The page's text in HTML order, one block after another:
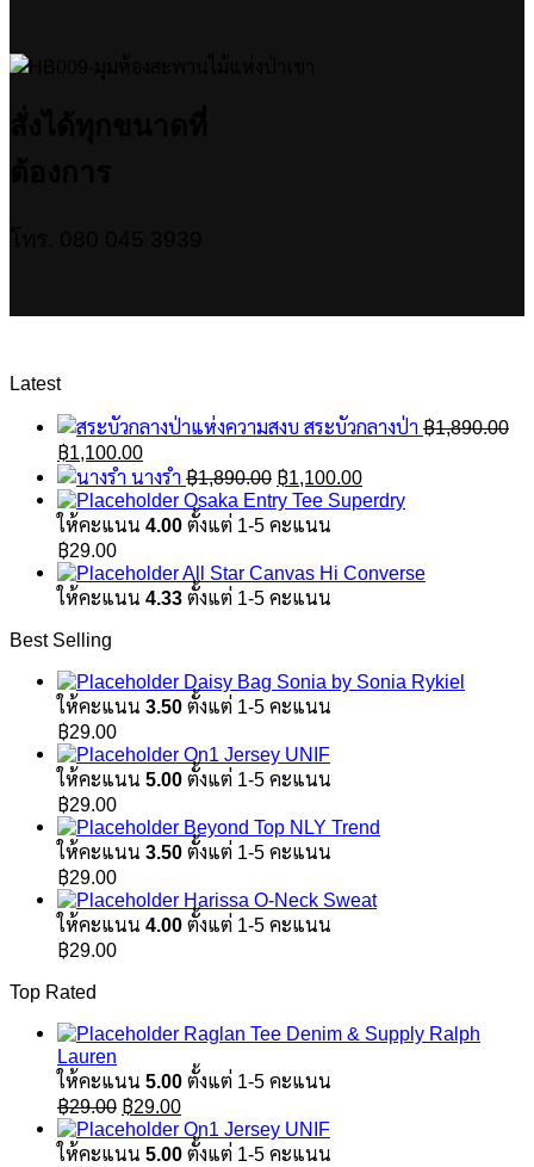
Latest
สระบัวกลางป่า ฿1,890.00
Original
price
was:
฿1,890.00.
฿1,100.00Current
price
is:
฿1,100.00.
นางรำ ฿1,890.00 Original
price
was:
฿1,100.00Current
price
Osaka Entry Tee Superdry
ให้คะแนน 4.00 ตั้งแต่ 1-5 คะแนน
฿29.00
All Star Canvas Hi Converse
ให้คะแนน 4.33 ตั้งแต่ 1-5 คะแนน
Best Selling
Daisy Bag Sonia by Sonia Rykiel
ให้คะแนน 3.50 ตั้งแต่ 1-5 คะแนน
฿29.00
On1 Jersey UNIF
ให้คะแนน 5.00 ตั้งแต่ 1-5 คะแนน
฿29.00
Beyond Top NLY Trend
ให้คะแนน 3.50 ตั้งแต่ 1-5 คะแนน
฿29.00
Harissa O-Neck Sweat
ให้คะแนน 4.00 ตั้งแต่ 1-5 คะแนน
฿29.00
Top Rated
Raglan Tee Denim & Supply Ralph
Lauren
ให้คะแนน 5.00 ตั้งแต่ 1-5 คะแนน
฿29.00 Original
price
was:
฿29.00Current
price
is:
On1 Jersey UNIF
ให้คะแนน 5.00 ตั้งแต่ 1-5 คะแนน